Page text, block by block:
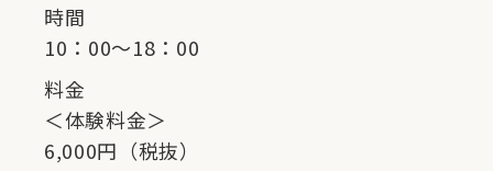
時間
10：00～18：00
料金
＜体験料金＞
6,000円（税抜）